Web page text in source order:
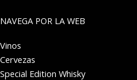
NAVEGA POR LA WEB
Vinos
Cervezas
Special Edition Whisky